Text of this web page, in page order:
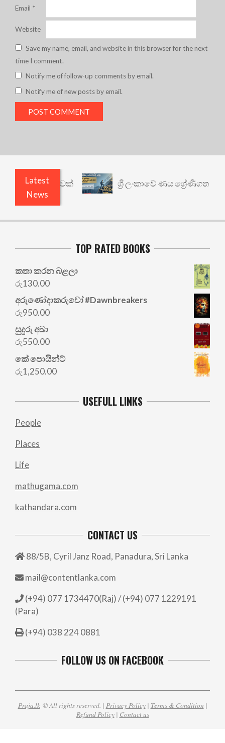
Email *
Website
Save my name, email, and website in this browser for the next
time I comment.
Notify me of follow-up comments by email.
Notify me of new posts by email.
Latest
News
කවුළුවක් ශ්‍රී ලංකාවේ ණය ශ්‍රේණිගත කිරීම:
TOP RATED BOOKS
කතා කරන බළලා
රු130.00
අරු‍ණෝදාකරුවෝ #Dawnbreakers
රු950.00
සුදුරු අබා
රු550.00
කේ පොයින්ට්
රු1,250.00
USEFULL LINKS
People
Places
Life
mathugama.com
kathandara.com
CONTACT US
88/5B, Cyril Janz Road, Panadura, Sri Lanka
mail@contentlanka.com
(+94) 077 1734470(Raj) / (+94) 077 1229191
(Para)
(+94) 038 224 0881
FOLLOW US ON FACEBOOK
Praja.lk© All rights reserved. | Privacy Policy| Terms & Condition |
Refund Policy| Contact us